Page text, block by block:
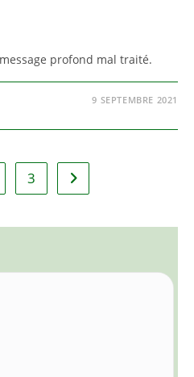
profond mal traité.
9 SEPTEMBRE 2021
3 Aller à la page